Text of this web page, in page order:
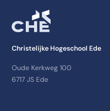
Christelijke Hogeschool Ede
Oude Kerkweg 100
6717 JS Ede